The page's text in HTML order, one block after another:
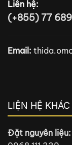
Liên hệ:
(+855) 77
Email:
LIỆN HỆ KHÁC
Đặt nguyên liệu: